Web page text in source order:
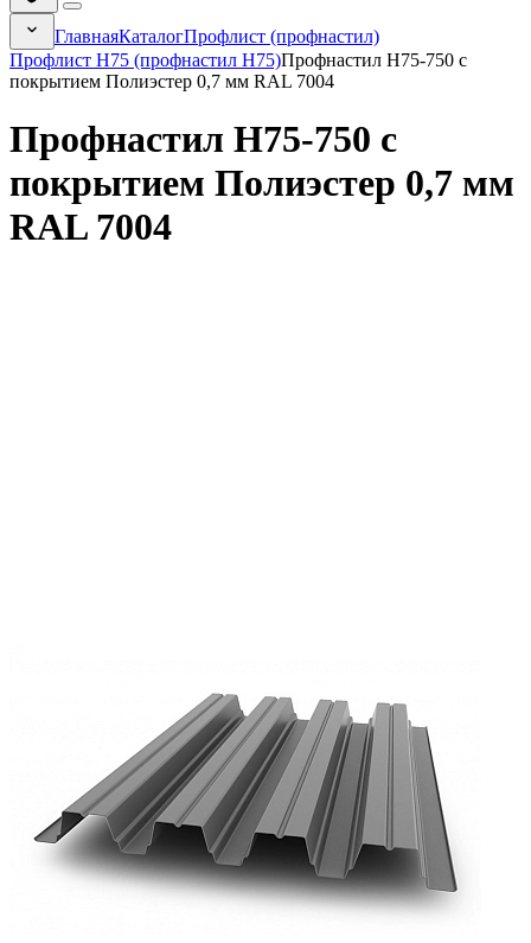
ГлавнаяКаталогПрофлист (профнастил)
Профлист Н75 (профнастил Н75)Профнастил Н75-750 с
покрытием Полиэстер 0,7 мм RAL 7004
Профнастил Н75-750 с
покрытием Полиэстер 0,7 мм
RAL 7004